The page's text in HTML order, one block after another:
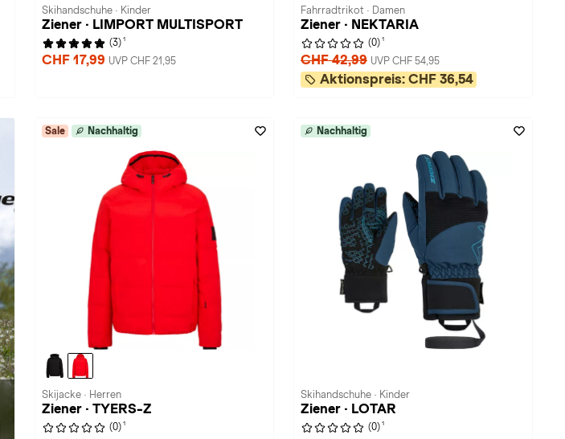
Skihandschuhe · Kinder
Ziener · LIMPORT MULTISPORT
(3) 1
CHF 17,99 UVP CHF 21,95
Fahrradtrikot · Damen
Ziener · NEKTARIA
(0) 1
CHF 42,99 UVP CHF 54,95
Aktionspreis: CHF 36,54
Sale Nachhaltig
Skijacke · Herren
Ziener · TYERS-Z
(0) 1
Nachhaltig
Skihandschuhe · Kinder
Ziener · LOTAR
(0) 1